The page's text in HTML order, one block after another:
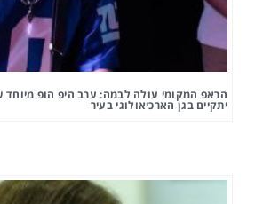
הראפ המקומי עולה לבמה: ערב היפ הופ מיוחד
יתקיים בגן הארכיאולוגי בעיר